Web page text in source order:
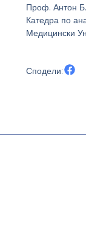
Проф. Антон
Катедра по
Медицински
Сподели: